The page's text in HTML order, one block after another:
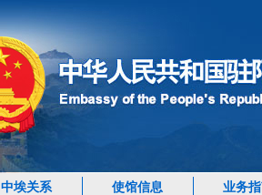
中埃关系 使馆信息 业务